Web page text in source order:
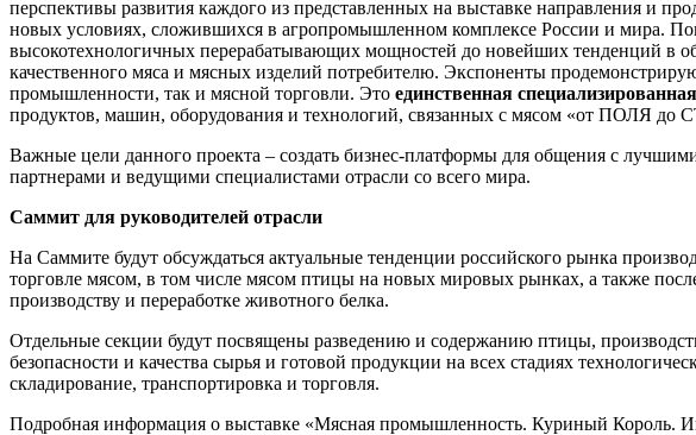
перспективы развития каждого из представленных на выставке направления и
новых условиях, сложившихся в агропромышленном комплексе России и мира.
высокотехнологичных перерабатывающих мощностей до новейших тенденций в
качественного мяса и мясных изделий потребителю. Экспоненты
промышленности, так и мясной торговли. Это единственная
продуктов, машин, оборудования и технологий, связанных с мясом
Важные цели данного проекта – создать бизнес-платформы для общения с
партнерами и ведущими специалистами отрасли со всего мира.
Саммит для руководителей отрасли
На Саммите будут обсуждаться актуальные тенденции российского рынка
торговле мясом, в том числе мясом птицы на новых мировых рынках, а также
производству и переработке животного белка.
Отдельные секции будут посвящены разведению и содержанию птицы,
безопасности и качества сырья и готовой продукции на всех стадиях
складирование, транспортировка и торговля.
Подробная информация о выставке «Мясная промышленность. Куриный Король.